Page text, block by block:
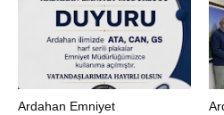
Ardahan Emniyet